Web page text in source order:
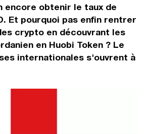
encore obtenir le taux de
Et pourquoi pas enfin rentrer
crypto en découvrant les
en Huobi Token ? Le
internationales s'ouvrent à